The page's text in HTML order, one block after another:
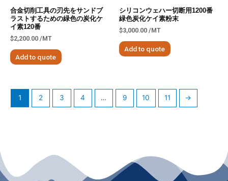
合金切削工具の刃先をサンドブ
ラストするための緑色の炭化ケ
イ素120番
$2,200.00 /MT
Add to quote
シリコンウェハー切断用1200番
緑色炭化ケイ素粉末
$3,000.00 /MT
Add to quote
1 2 3 4 … 9 10 11 →